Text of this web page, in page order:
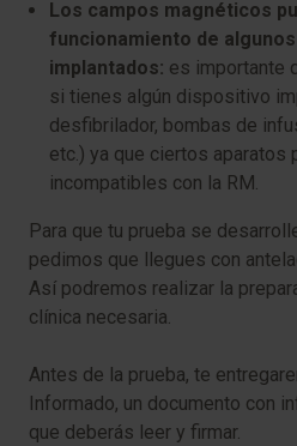
Los campos magnéticos
funcionamiento de
implantados: es importante
si tienes algún dispositivo
desfibrilador, bombas de
etc.) ya que ciertos aparatos
incompatibles con la RM.
Para que tu prueba se
pedimos que llegues con
Así podremos realizar la
clínica necesaria.
Antes de la prueba, te
Informado, un documento con
que deberás leer y firmar.